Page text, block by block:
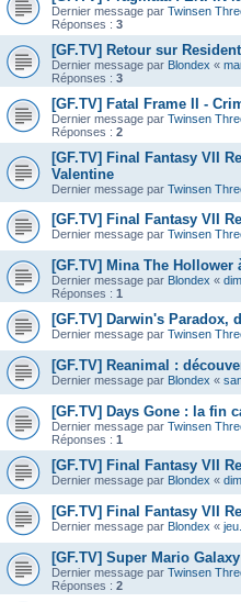
Dernier message par Twinsen
Réponses : 3
[GF.TV] Retour sur
Dernier message par Blondex «
Réponses : 3
[GF.TV] Fatal Frame II -
Dernier message par Twinsen
Réponses : 2
[GF.TV] Final Fantasy VII
Valentine
Dernier message par Twinsen
[GF.TV] Final Fantasy VII
Dernier message par Twinsen
[GF.TV] Mina The Hollower
Dernier message par Blondex «
Réponses : 1
[GF.TV] Darwin's Paradox,
Dernier message par Twinsen
[GF.TV] Reanimal :
Dernier message par Blondex «
[GF.TV] Days Gone : la fin
Dernier message par Twinsen
Réponses : 1
[GF.TV] Final Fantasy VII
Dernier message par Blondex «
[GF.TV] Final Fantasy VII
Dernier message par Blondex «
[GF.TV] Super Mario Galaxy
Dernier message par Twinsen
Réponses : 2